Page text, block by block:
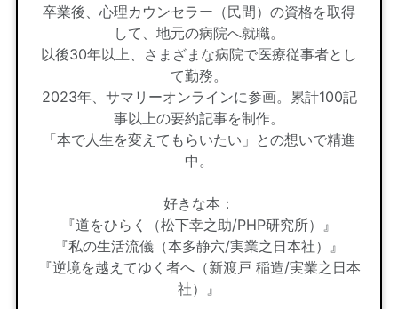
卒業後、心理カウンセラー（民間）の資格を取得
して、地元の病院へ就職。
以後30年以上、さまざまな病院で医療従事者とし
て勤務。
2023年、サマリーオンラインに参画。累計100記
事以上の要約記事を制作。
「本で人生を変えてもらいたい」との想いで精進
中。
好きな本：
『道をひらく（松下幸之助/PHP研究所）』
『私の生活流儀（本多静六/実業之日本社）』
『逆境を越えてゆく者へ（新渡戸 稲造/実業之日本
社）』